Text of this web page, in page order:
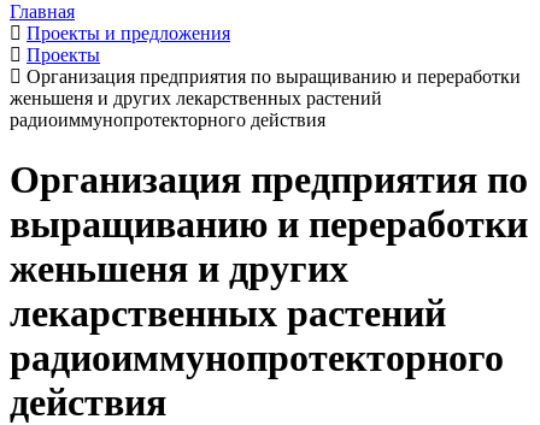
Главная
Проекты и предложения
Проекты
Организация предприятия по выращиванию и переработки
женьшеня и других лекарственных растений
радиоиммунопротекторного действия
Организация предприятия по
выращиванию и переработки
женьшеня и других
лекарственных растений
радиоиммунопротекторного
действия